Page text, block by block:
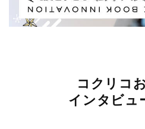
コクリコ
インタビュ